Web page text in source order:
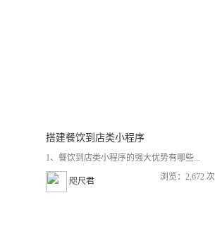
搭建餐饮到店类小程序
1、餐饮到店类小程序的强大优势有哪些...
咫尺君 浏览：2,672 次